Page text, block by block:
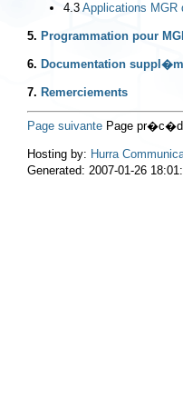
4.3 Applications
5. Programmation pour
6. Documentation
7. Remerciements
Page suivante Page
Hosting by: Hurra
Generated: 2007-01-26